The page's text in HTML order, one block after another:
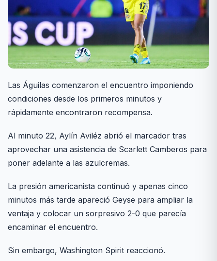
Las Águilas comenzaron el encuentro imponiendo
condiciones desde los primeros minutos y
rápidamente encontraron recompensa.
Al minuto 22, Aylín Aviléz abrió el marcador tras
aprovechar una asistencia de Scarlett Camberos para
poner adelante a las azulcremas.
La presión americanista continuó y apenas cinco
minutos más tarde apareció Geyse para ampliar la
ventaja y colocar un sorpresivo 2-0 que parecía
encaminar el encuentro.
Sin embargo, Washington Spirit reaccionó.